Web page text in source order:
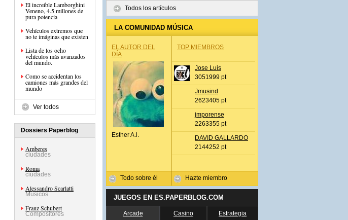
El increíble Lamborghini
Veneno, 4.5 millones de
pura potencia
Vehículos extremos que
no te imáginas que existen
Lista de los ocho
vehículos más avanzados
del mundo.
Como se accidentan los
camiones más grandes del
mundo
Ver todos
Dossiers Paperblog
Amberes
ciudades
Roma
ciudades
Alessandro Scarlatti
Músicos
Franz Schubert
Compositores
Todos los artículos
LA COMUNIDAD MÚSICA
EL AUTOR DEL
DÍA
Esther A.l.
Todo sobre él
TOP MIEMBROS
Jose Luis
3051999 pt
Jmusind
2623405 pt
jmporense
2263355 pt
DAVID GALLARDO
2144252 pt
Hazte miembro
JUEGOS EN ES.PAPERBLOG.COM
Arcade Casino Estrategia